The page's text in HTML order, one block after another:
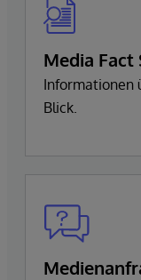
Media Fact
Informationen
Blick.